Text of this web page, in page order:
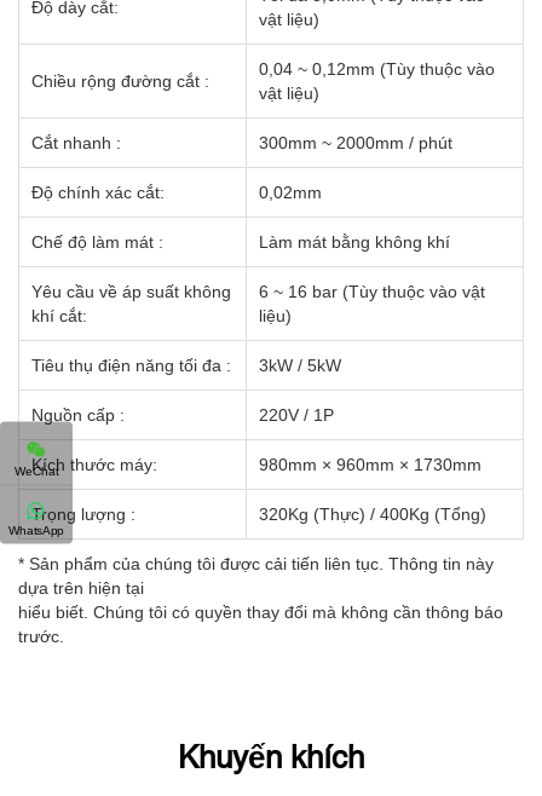
Độ dày cắt:
vật liệu)
Chiều rộng đường cắt :
0,04 ~ 0,12mm (Tùy thuộc vào
vật liệu)
Cắt nhanh : 300mm ~ 2000mm / phút
Độ chính xác cắt: 0,02mm
Chế độ làm mát : Làm mát bằng không khí
Yêu cầu về áp suất không
khí cắt:
6 ~ 16 bar (Tùy thuộc vào vật
liệu)
Tiêu thụ điện năng tối đa : 3kW / 5kW
Nguồn cấp : 220V / 1P
Kích thước máy: 980mm × 960mm × 1730mm
Trọng lượng : 320Kg (Thực) / 400Kg (Tổng)
* Sản phẩm của chúng tôi được cải tiến liên tục. Thông tin này
dựa trên hiện tại
hiểu biết. Chúng tôi có quyền thay đổi mà không cần thông báo
trước.
Khuyến khích
WeChat
WhatsApp